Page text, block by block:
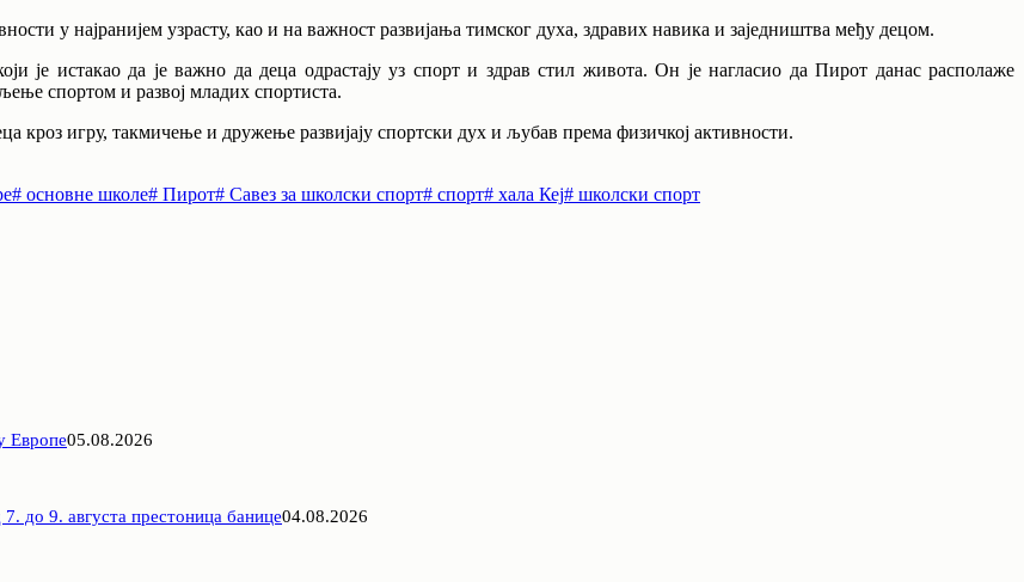
у најранијем узрасту, као и на важност развијања тимског духа, здравих навика и заједништва међу децом.
је истакао да је важно да деца одрастају уз спорт и здрав стил живота. Он је нагласио да Пирот данас располаже
спортом и развој младих спортиста.
кроз игру, такмичење и дружење развијају спортски дух и љубав према физичкој активности.
# основне школе# Пирот# Савез за школски спорт# спорт# хала Кеј# школски спорт
Европе05.08.2026
до 9. августа престоница банице04.08.2026